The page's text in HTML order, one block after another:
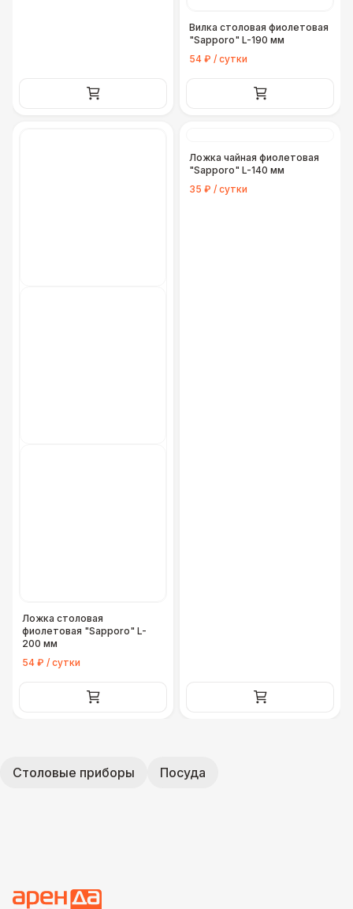
Вилка столовая фиолетовая
"Sapporo" L-190 мм
54 ₽ / сутки
Ложка столовая
фиолетовая "Sapporo" L-
200 мм
54 ₽ / сутки
Ложка чайная фиолетовая
"Sapporo" L-140 мм
35 ₽ / сутки
Столовые приборы Посуда